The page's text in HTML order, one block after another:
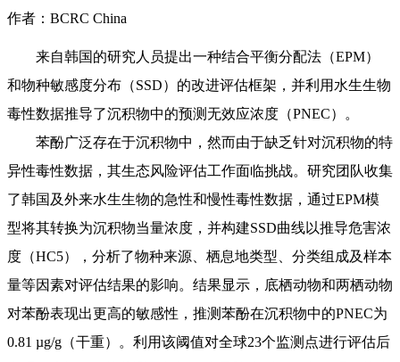
作者：BCRC China
来自韩国的研究人员提出一种结合平衡分配法（EPM）
和物种敏感度分布（SSD）的改进评估框架，并利用水生生物
毒性数据推导了沉积物中的预测无效应浓度（PNEC）。
苯酚广泛存在于沉积物中，然而由于缺乏针对沉积物的特
异性毒性数据，其生态风险评估工作面临挑战。研究团队收集
了韩国及外来水生生物的急性和慢性毒性数据，通过EPM模
型将其转换为沉积物当量浓度，并构建SSD曲线以推导危害浓
度（HC5），分析了物种来源、栖息地类型、分类组成及样本
量等因素对评估结果的影响。结果显示，底栖动物和两栖动物
对苯酚表现出更高的敏感性，推测苯酚在沉积物中的PNEC为
0.81 µg/g（干重）。利用该阈值对全球23个监测点进行评估后